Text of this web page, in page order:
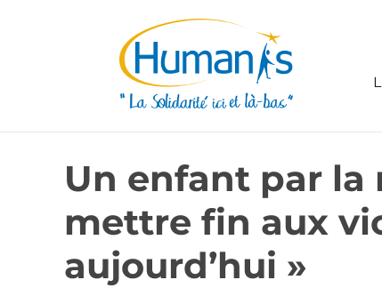
Un enfant par la
mettre fin aux
aujourd’hui »